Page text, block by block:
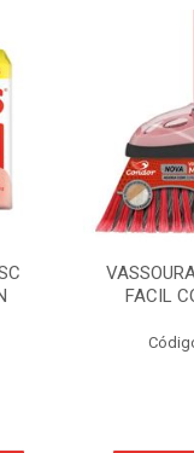
FACIL